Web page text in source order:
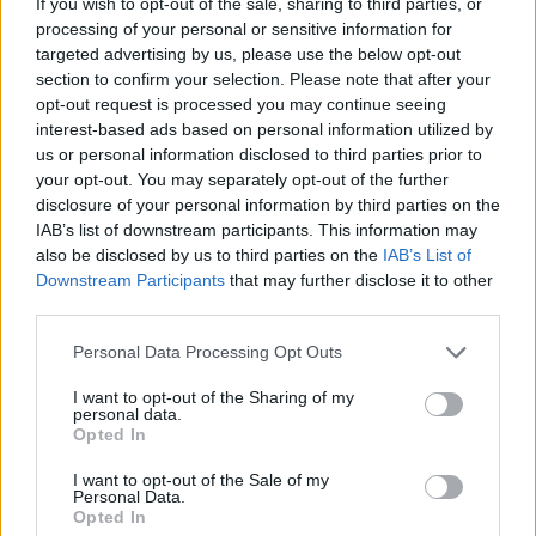
processing of your personal or sensitive information for
targeted advertising by us, please use the below opt-out
section to confirm your selection. Please note that after your
opt-out request is processed you may continue seeing
interest-based ads based on personal information utilized by
us or personal information disclosed to third parties prior to
your opt-out. You may separately opt-out of the further
disclosure of your personal information by third parties on the
IAB’s list of downstream participants. This information may
also be disclosed by us to third parties on the IAB’s List of
Downstream Participants that may further disclose it to other
Please note that this website/app uses one or more Google
not limited to your visit or usage behaviour. You may click to
grant or deny consent to Google and its third-party tags to
use your data for below specified purposes in below Google
consent section.
Personal Data Processing Opt Outs
I want to opt-out of the Sharing of my
personal data.
Opted In
I want to opt-out of the Sale of my
Personal Data.
Opted In
rendiconto iniziale (IT/DE/EN)
Piano di liquidità / Cash flow forecast– Mensile 12–18
mesi (DE/EN)
Preventivi e contratti / Quotes and contracts–
Forniture, affitti, LOI, ordini (DE/EN)
Licenze e permessi / Licenses and permits– Settori
regolamentati (DE)
Registrazioni fiscali / Tax registrations–
Steuernummer Umsatzsteuer(DE)
Documento identità e visure / IDs and company
delibere soci (DE/EN)
Garanzie / Collateral package – Elenco beni, polizze,
perizie (DE/EN)
Dichiarazioni de minimis / State aid statements
Cumulo aiuti (DE)